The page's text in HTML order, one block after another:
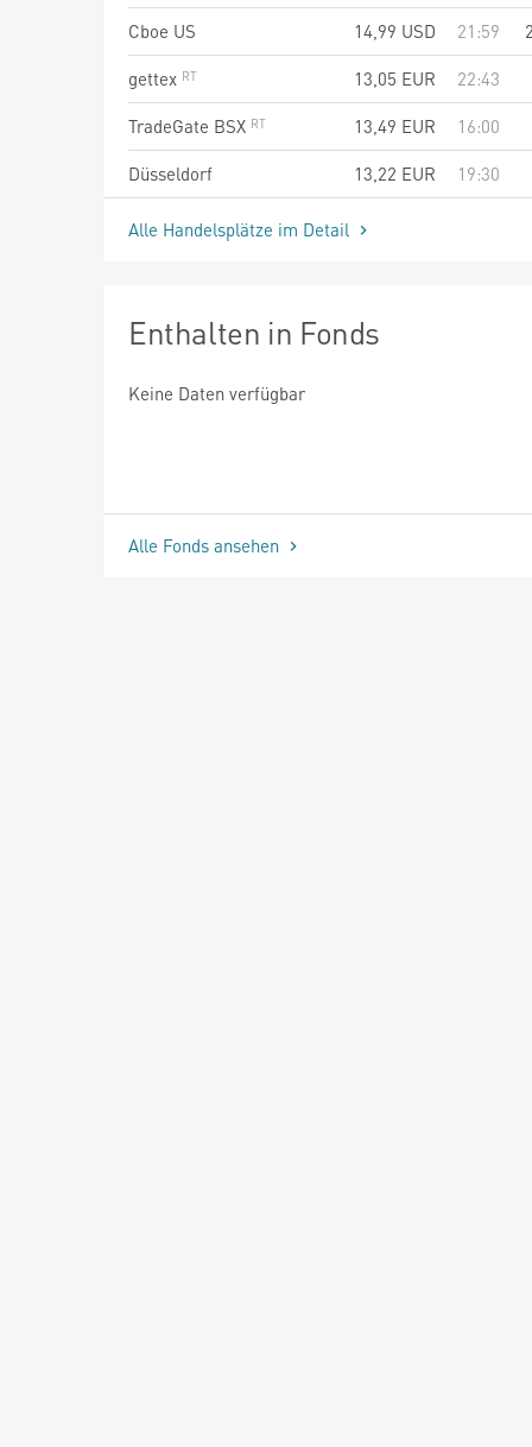
Cboe US
14,99 USD 21:59
gettex
13,05 EUR
22:43
TradeGate BSX
13,49 EUR
16:00
Düsseldorf
13,22 EUR 19:30
Alle Handelsplätze im Detail
Enthalten in Fonds
Keine Daten verfügbar
Alle Fonds ansehen